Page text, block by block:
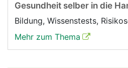
Gesundheit selber in die
Bildung, Wissenstests,
Mehr zum Thema